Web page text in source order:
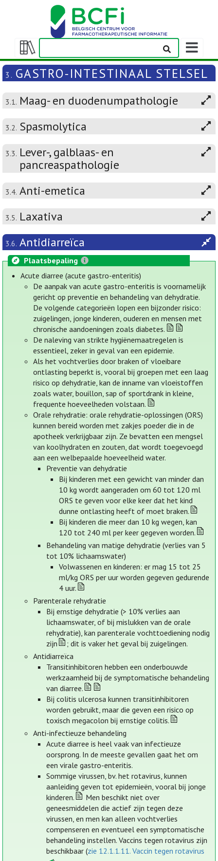
Weergeven/verbergen
inhoudstafel
3. GASTRO-INTESTINAAL STELSEL
3.1. Maag- en duodenumpathologie
3.2. Spasmolytica
3.3. Lever-, galblaas- en
pancreaspathologie
3.4. Anti-emetica
3.5. Laxativa
3.6. Antidiarreïca
Plaatsbepaling
Acute diarree (acute gastro-enteritis)
De aanpak van acute gastro-enteritis is voornamelijk
gericht op preventie en behandeling van dehydratie.
De volgende categorieën lopen een bijzonder risico:
zuigelingen, jonge kinderen, ouderen en mensen met
chronische aandoeningen zoals diabetes.
De naleving van strikte hygiënemaatregelen is
essentieel, zeker in geval van een epidemie.
Als het vochtverlies door braken of vloeibare
ontlasting beperkt is, vooral bij groepen met een laag
risico op dehydratie, kan de inname van vloeistoffen
zoals water, bouillon, sap of sportdrank in kleine,
frequente hoeveelheden volstaan.
Orale rehydratie: orale rehydratie-oplossingen (ORS)
kunnen bereid worden met zakjes poeder die in de
apotheek verkrijgbaar zijn. Ze bevatten een mengsel
van koolhydraten en zouten, dat wordt toegevoegd
aan een welbepaalde hoeveelheid water.
Preventie van dehydratie
Bij kinderen met een gewicht van minder dan
10 kg wordt aangeraden om 60 tot 120 ml
ORS te geven voor elke keer dat het kind
dunne ontlasting heeft of moet braken.
Bij kinderen die meer dan 10 kg wegen, kan
120 tot 240 ml per keer gegeven worden.
Behandeling van matige dehydratie (verlies van 5
tot 10% lichaamswater)
Volwassenen en kinderen: er mag 15 tot 25
ml/kg ORS per uur worden gegeven gedurende
4 uur.
Parenterale rehydratie
Bij ernstige dehydratie (> 10% verlies aan
lichaamswater, of bij mislukken van de orale
rehydratie), kan parenterale vochttoediening nodig
zijn
; dit is vaker het geval bij zuigelingen.
Antidiarreïca
Transitinhibitoren hebben een onderbouwde
werkzaamheid bij de symptomatische behandeling
van diarree.
Bij colitis ulcerosa kunnen transitinhibitoren
worden gebruikt, maar die geven een risico op
toxisch megacolon bij ernstige colitis.
Anti-infectieuze behandeling
Acute diarree is heel vaak van infectieuze
oorsprong. In de meeste gevallen gaat het om
een virale gastro-enteritis.
Sommige virussen, bv. het rotavirus, kunnen
aanleiding geven tot epidemieën, vooral bij jonge
kinderen.
Men beschikt niet over
geneesmiddelen die actief zijn tegen deze
virussen, en men kan alleen vochtverlies
compenseren en eventueel een symptomatische
behandeling instellen. Vaccins tegen rotavirus zijn
beschikbaar (zie 12.1.1.11. Vaccin tegen rotavirus